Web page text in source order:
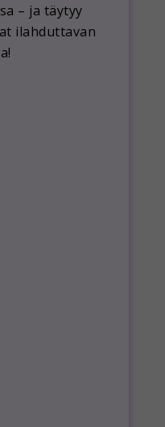
– ja täytyy
ilahduttavan